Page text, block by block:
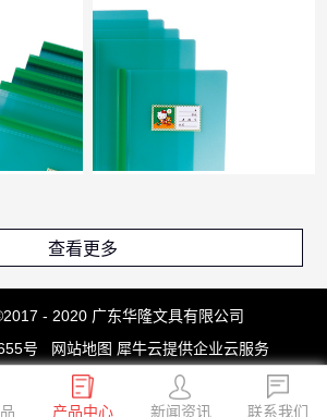
查看更多
产品中心 新闻资讯 联系我们
- 2020 广东华隆文具有限公司
号
网站地图 犀牛云提供企业云服务